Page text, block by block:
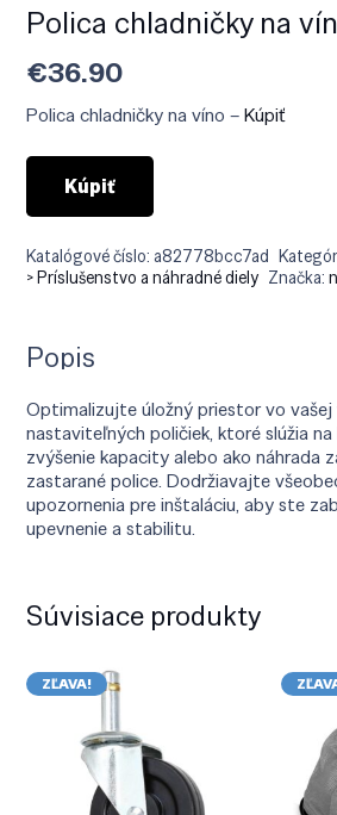
Polica chladničky na
€36.90
Polica chladničky na víno –Kúpiť
Kúpiť
Katalógové číslo: a82778bcc7ad
> Príslušenstvo a náhradné diely Značka:
Popis
Optimalizujte úložný priestor vo
nastaviteľných poličiek, ktoré slúžia na
zvýšenie kapacity alebo ako náhrada
zastarané police. Dodržiavajte
upozornenia pre inštaláciu, aby ste
upevnenie a stabilitu.
Súvisiace produkty
ZĽAVA!